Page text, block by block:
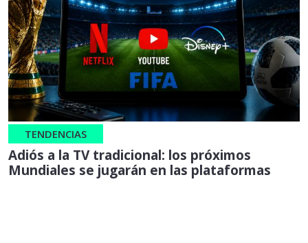
TENDENCIAS
Adiós a la TV tradicional: los próximos
Mundiales se jugarán en las plataformas